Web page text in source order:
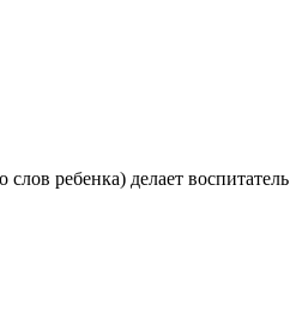
ребенка) делает воспитатель